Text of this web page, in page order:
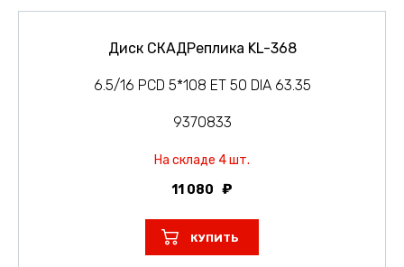
Диск СКАДРеплика KL-368
6.5/16 PCD 5*108 ET 50 DIA 63.35
9370833
На складе 4 шт.
11 080
КУПИТЬ